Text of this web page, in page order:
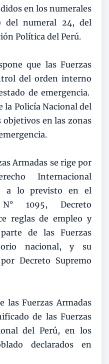
en los numerales
numeral 24, del
Política del Perú.
que las Fuerzas
del orden interno
de emergencia.
la Policía Nacional del
en las zonas
Armadas se rige por
Internacional
a lo previsto en el
1095, Decreto
reglas de empleo y
de las Fuerzas
nacional, y su
Decreto Supremo
las Fuerzas Armadas
de las Fuerzas
del Perú, en los
declarados en